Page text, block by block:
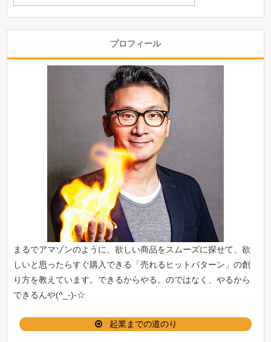
プロフィール
まるでアマゾンのように、欲しい商品をスムーズに探せて、欲
しいと思ったらすぐ購入できる「売れるヒットパターン 」の創
り方を教えています。できるからやる。のではなく、やるから
できるんや(^_-)-☆
起業までの道のり